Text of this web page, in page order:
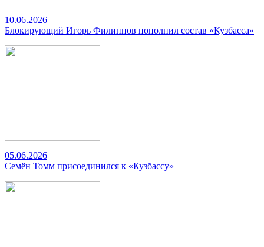
10.06.2026
Блокирующий Игорь Филиппов пополнил состав «Кузбасса»
05.06.2026
Семён Томм присоединился к «Кузбассу»